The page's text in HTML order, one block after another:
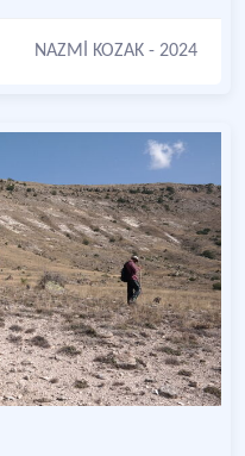
NAZMİ KOZAK - 2024